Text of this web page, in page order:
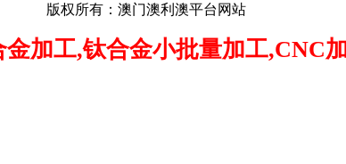
版权所有：澳门澳利澳平台网站
金加工,钛合金小批量加工,CNC